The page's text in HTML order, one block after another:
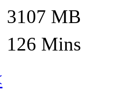
MB
Mins